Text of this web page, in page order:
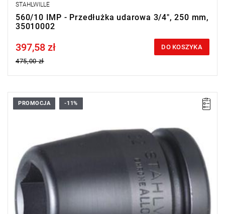
STAHLWILLE
560/10 IMP - Przedłużka udarowa 3/4", 250 mm,
35010002
Price tax included
397,58 zł
475,00 zł
DO KOSZYKA
PROMOCJA -11%